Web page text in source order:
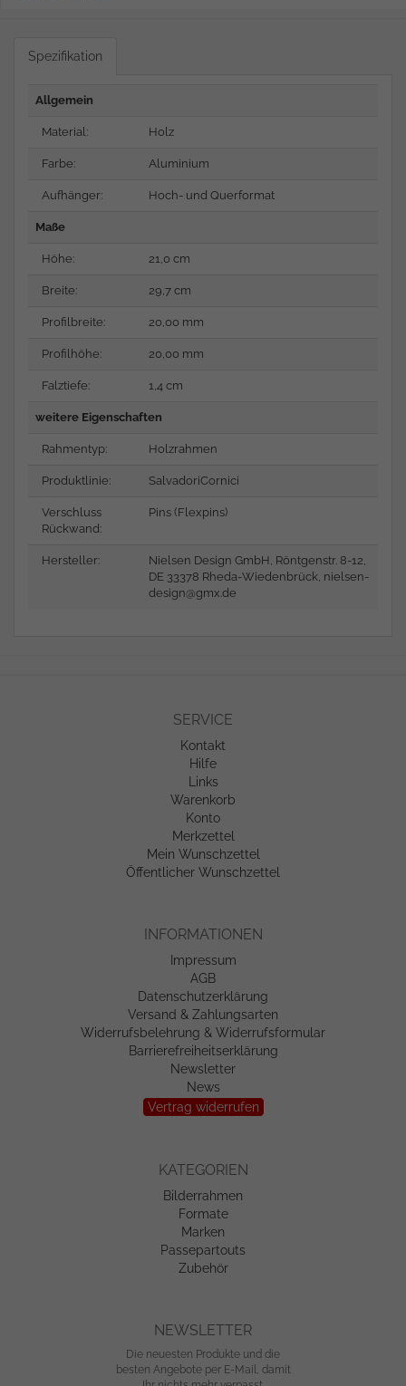
Spezifikation
Allgemein
Material: Holz
Farbe: Aluminium
Aufhänger: Hoch- und Querformat
Maße
Höhe: 21,0 cm
Breite: 29,7 cm
Profilbreite: 20,00 mm
Profilhöhe: 20,00 mm
Falztiefe: 1,4 cm
weitere Eigenschaften
Rahmentyp: Holzrahmen
Produktlinie: SalvadoriCornici
Verschluss
Rückwand:
Pins (Flexpins)
Hersteller:
Nielsen Design GmbH, Röntgenstr. 8-12,
DE 33378 Rheda-Wiedenbrück, nielsen-
design@gmx.de
SERVICE
Kontakt
Hilfe
Links
Warenkorb
Konto
Merkzettel
Mein Wunschzettel
Öffentlicher Wunschzettel
INFORMATIONEN
Impressum
AGB
Datenschutzerklärung
Versand & Zahlungsarten
Widerrufsbelehrung & Widerrufsformular
Barrierefreiheitserklärung
Newsletter
News
Vertrag widerrufen
KATEGORIEN
Bilderrahmen
Formate
Marken
Passepartouts
Zubehör
NEWSLETTER
Die neuesten Produkte und die
besten Angebote per E-Mail, damit